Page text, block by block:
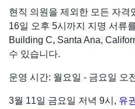
현직 의원을 제외한 모든 자격
16일 오후 5시까지 지명 서류
Building C, Santa Ana,
수 있습니다.
운영 시간: 월요일 - 금요일 오
3월 11일 금요일 저녁 9시, 유